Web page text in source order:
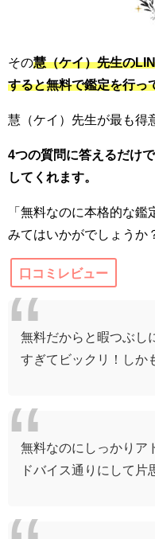
その慧（ケイ）先生の
すると無料で鑑定を行っ
慧（ケイ）先生が最も得
4つの質問に答えるだけ
してくれます。
「無料なのに本格的な
みてはいかがでしょうか
口コミレビュー
無料だからと暇つぶし
すぎてビックリ！しか
無料なのにしっかりア
ドバイス通りにして片